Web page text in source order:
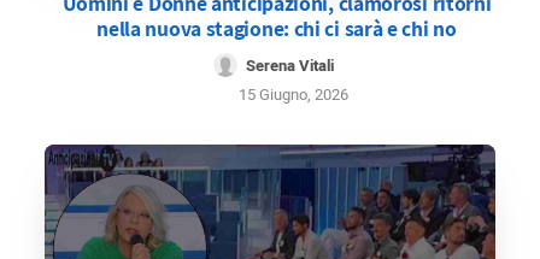
nella nuova stagione: chi ci sarà e chi no
Serena Vitali
15 Giugno, 2026